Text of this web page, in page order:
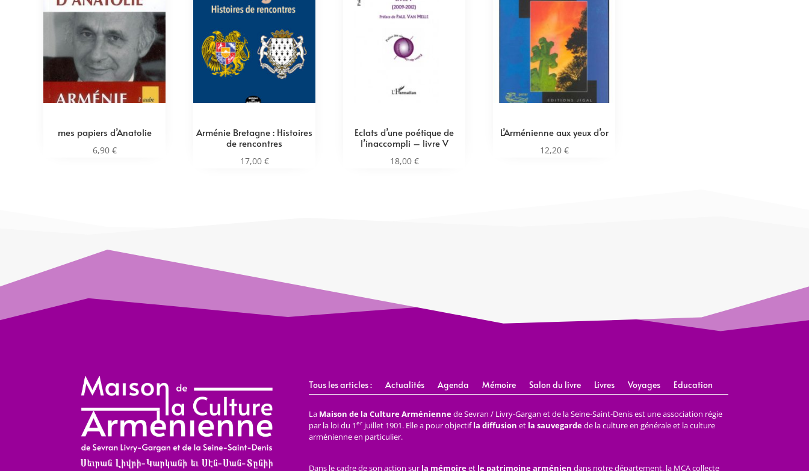
mes papiers d’Anatolie
6,90 €
Arménie Bretagne : Histoires
de rencontres
17,00 €
Eclats d’une poétique de
l’inaccompli – livre V
18,00 €
L’Arménienne aux yeux d’or
12,20 €
Tous les articles : Actualités Agenda Mémoire Salon du livre Livres Voyages Education
La Maison de la Culture Arméniennede Sevran / Livry-Gargan et de la Seine-Saint-Denis est une association régie
par la loi du 1erjuillet 1901. Elle a pour objectifla diffusion et la sauvegardede la culture en générale et la culture
arménienne en particulier.
Dans le cadre de son action sur la mémoireet le patrimoine arménien dans notre département, la MCA collecte